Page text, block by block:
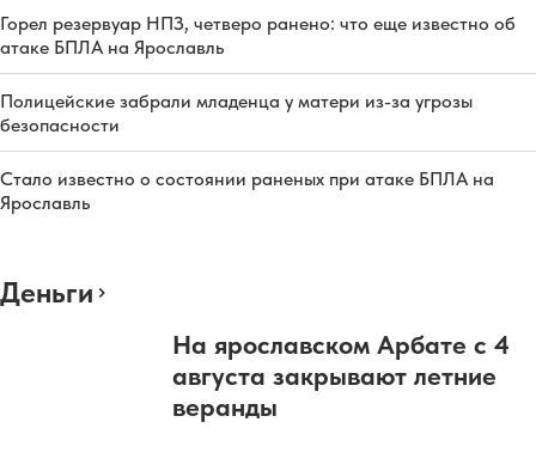
Горел резервуар НПЗ, четверо ранено: что еще известно об
атаке БПЛА на Ярославль
Полицейские забрали младенца у матери из-за угрозы
безопасности
Стало известно о состоянии раненых при атаке БПЛА на
Ярославль
Деньги
На ярославском Арбате с 4
августа закрывают летние
веранды